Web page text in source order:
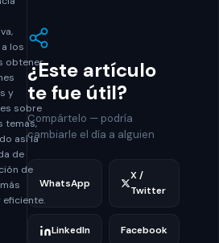
los
obtener
y
sobre
temas,
así la
de
de
eficiente.
¿Este artículo
te fue útil?
Compártelo — podría
cambiarle el día a alguien
WhatsApp
X /
Twitter
LinkedIn Facebook